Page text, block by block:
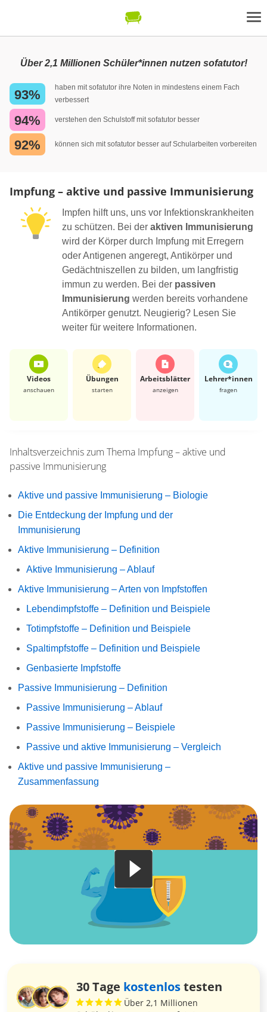
Über 2,1 Millionen Schüler*innen nutzen sofatutor!
93%
haben mit sofatutor ihre Noten in mindestens einem Fach
verbessert
94% verstehen den Schulstoff mit sofatutor besser
92% können sich mit sofatutor besser auf Schularbeiten vorbereiten
Impfung – aktive und passive Immunisierung
Impfen hilft uns, uns vor Infektionskrankheiten
zu schützen. Bei der aktiven Immunisierung
wird der Körper durch Impfung mit Erregern
oder Antigenen angeregt, Antikörper und
Gedächtniszellen zu bilden, um langfristig
immun zu werden. Bei der passiven
Immunisierung werden bereits vorhandene
Antikörper genutzt. Neugierig? Lesen Sie
weiter für weitere Informationen.
Videos
anschauen
Übungen
starten
Arbeits­blätter
anzeigen
Lehrer*​innen
fragen
Inhaltsverzeichnis zum Thema Impfung – aktive und
passive Immunisierung
Aktive und passive Immunisierung – Biologie
Die Entdeckung der Impfung und der
Immunisierung
Aktive Immunisierung – Definition
Aktive Immunisierung – Ablauf
Aktive Immunisierung – Arten von Impfstoffen
Lebendimpfstoffe – Definition und Beispiele
Totimpfstoffe – Definition und Beispiele
Spaltimpfstoffe – Definition und Beispiele
Genbasierte Impfstoffe
Passive Immunisierung – Definition
Passive Immunisierung – Ablauf
Passive Immunisierung – Beispiele
Passive und aktive Immunisierung – Vergleich
Aktive und passive Immunisierung –
Zusammenfassung
30 Tage kostenlostesten
Über 2,1 Millionen